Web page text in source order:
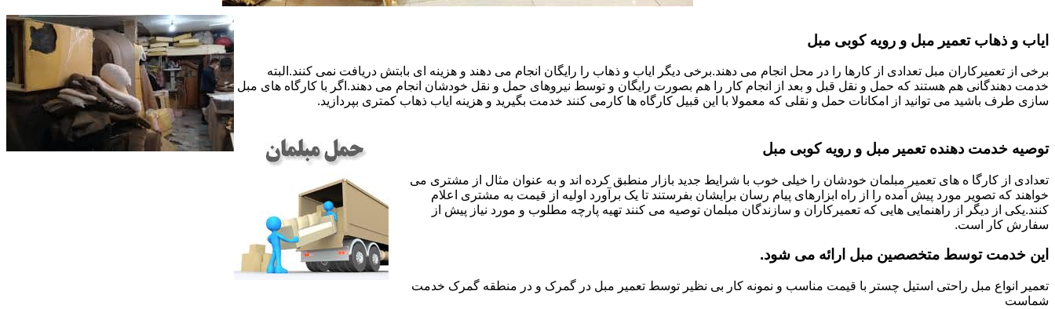
ایاب و ذهاب تعمیر مبل و رویه کوبی مبل
برخی از تعمیرکاران مبل تعدادی از کارها را در محل انجام می دهند.برخی دیگر ایاب و ذهاب را رایگان انجام می دهند و هزینه ای بابتش دریافت نمی کنند.البته
خدمت دهندگانی هم هستند که حمل و نقل قبل و بعد از انجام کار را هم بصورت رایگان و توسط نیروهای حمل و نقل خودشان انجام می دهند.اگر با کارگاه های مبل
سازی طرف باشید می توانید از امکانات حمل و نقلی که معمولا با این قبیل کارگاه ها کارمی کنند خدمت بگیرید و هزینه ایاب ذهاب کمتری بپردازید.
توصیه خدمت دهنده تعمیر مبل و رویه کوبی مبل
تعدادی از کارگا ه های تعمیر مبلمان خودشان را خیلی خوب با شرایط جدید بازار منطبق کرده اند و به عنوان مثال از مشتری می
خواهند که تصویر مورد پیش آمده را از راه ابزارهای پیام رسان برایشان بفرستند تا یک برآورد اولیه از قیمت به مشتری اعلام
کنند.یکی از دیگر از راهنمایی هایی که تعمیرکاران و سازندگان مبلمان توصیه می کنند تهیه پارچه مطلوب و مورد نیاز پیش از
سفارش کار است.
این خدمت توسط متخصصین مبل ارائه می شود.
تعمیر انواع مبل راحتی استیل چستر با قیمت مناسب و نمونه کار بی نظیر توسط تعمیر مبل در گمرک و در منطقه گمرک خدمت
شماست